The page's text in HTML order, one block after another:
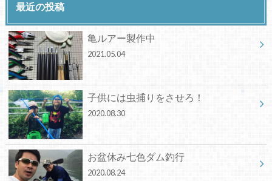
最近の投稿
亀ルアー製作中
2021.05.04
子供には虫捕りをさせろ！
2020.08.30
お盆休み七色ダム釣行
2020.08.24